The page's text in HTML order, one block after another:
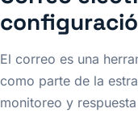
El correo es una
como parte de la
monitoreo y